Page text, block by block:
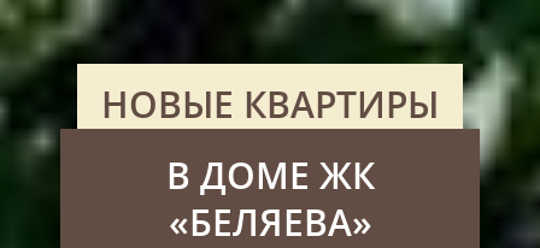
НОВЫЕ КВАРТИРЫ
В ДОМЕ ЖК
«БЕЛЯЕВА»